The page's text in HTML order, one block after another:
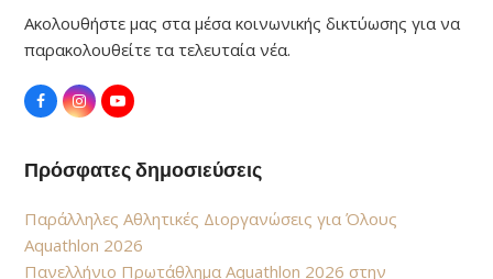
Ακολουθήστε μας στα μέσα κοινωνικής δικτύωσης για να
παρακολουθείτε τα τελευταία νέα.
F
a
b
o
k
I
n
a
g
a
m
Y
o
u
b
Πρόσφατες δημοσιεύσεις
Παράλληλες Αθλητικές Διοργανώσεις για Όλους
Aquathlon 2026
Πανελλήνιο Πρωτάθλημα Aquathlon 2026 στην